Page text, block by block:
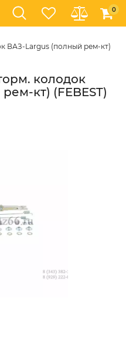
0
ВАЗ-Largus (полный рем-кт)
колодок
кт) (FEBEST)